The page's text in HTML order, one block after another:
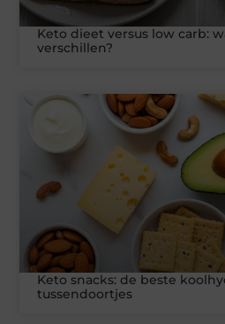
Keto dieet versus low carb:
verschillen?
Keto snacks: de beste
tussendoortjes